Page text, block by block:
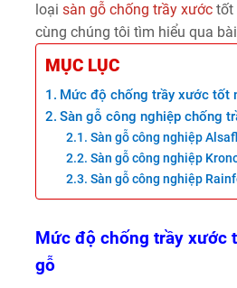
loại sàn gỗ chống trầy xước tốt
cùng chúng tôi tìm hiểu qua
MỤC LỤC
Mức độ chống trầy xước tốt
Sàn gỗ công nghiệp chống
Sàn gỗ công nghiệp
Sàn gỗ công nghiệp
Sàn gỗ công nghiệp
Mức độ chống trầy xước
gỗ